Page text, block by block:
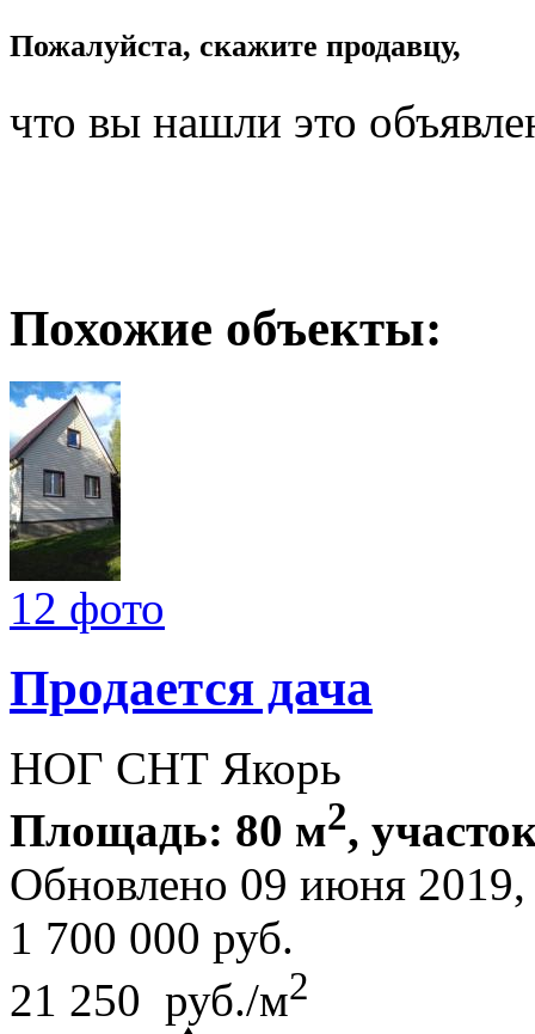
Пожалуйста, скажите продавцу,
что вы нашли это
Похожие объекты:
12 фото
Продается дача
НОГ СНТ Якорь
Площадь: 80 м2,
Обновлено 09 июня
1 700 000 руб.
21 250 руб./м2